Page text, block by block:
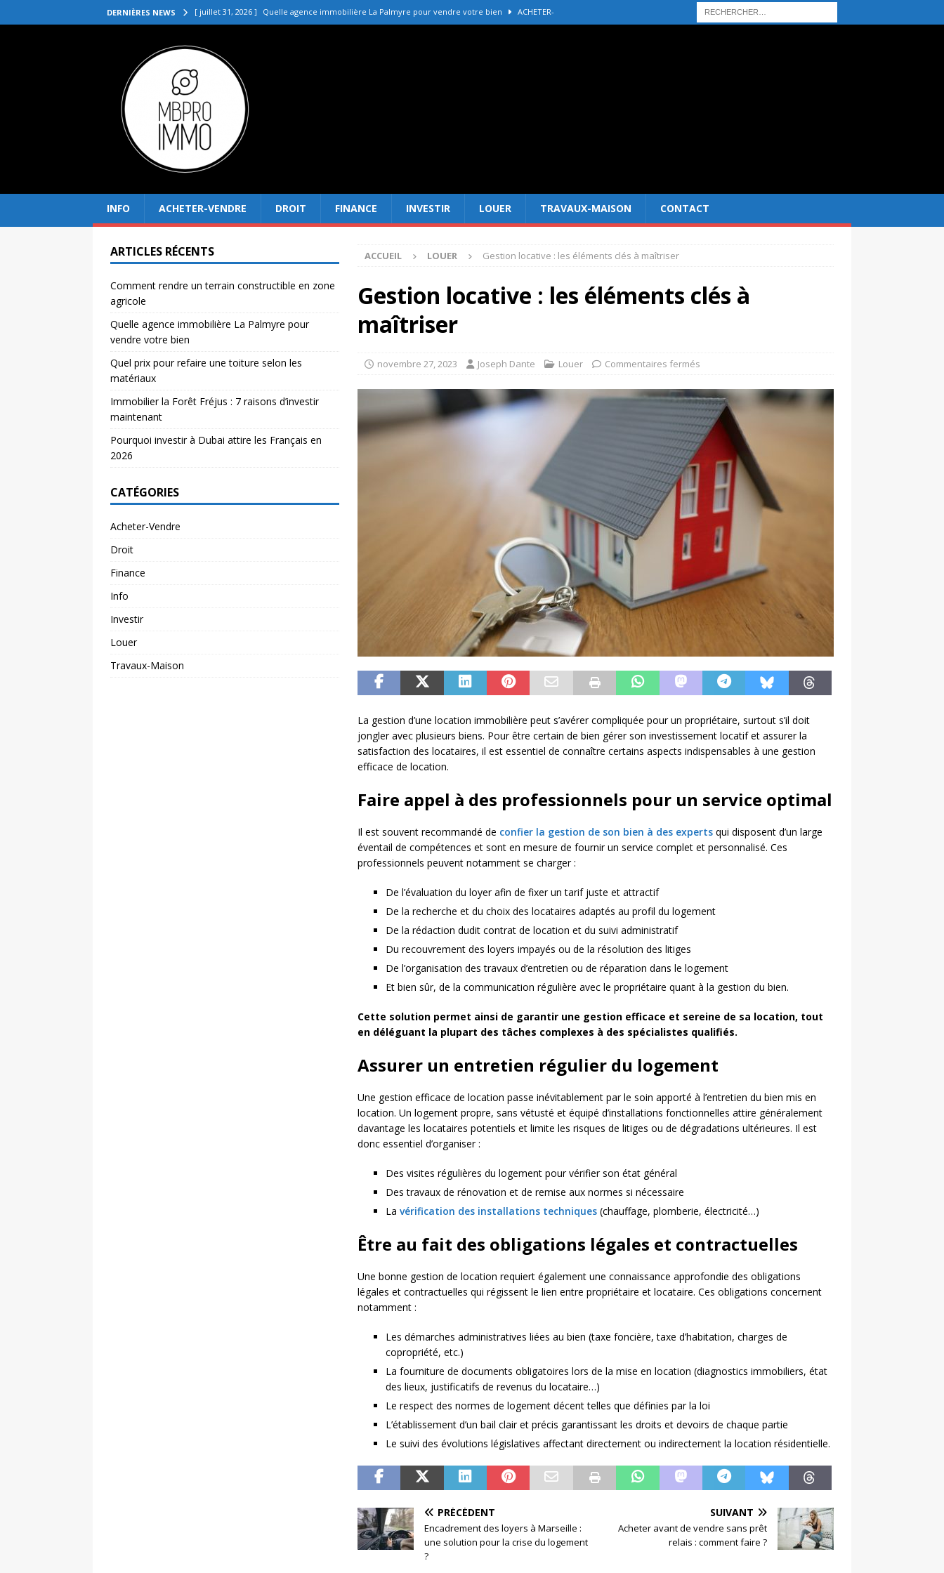
DERNIÈRES NEWS [ juillet 31, 2026 ] Quelle agence immobilière La Palmyre pour vendre votre bien ACHETER-
[ juillet 27, 2026 ]
[ juillet 23, 2026 ]
[ juillet 19, 2026 ]
[ août 4, 2026 ]
INFO ACHETER-VENDRE DROIT FINANCE INVESTIR LOUER TRAVAUX-MAISON CONTACT
ACCUEIL LOUER Gestion locative : les éléments clés à maîtriser
Gestion locative : les éléments clés à
maîtriser
novembre 27, 2023 Joseph Dante Louer Commentaires fermés
La gestion d’une location immobilière peut s’avérer compliquée pour un propriétaire, surtout s’il doit
jongler avec plusieurs biens. Pour être certain de bien gérer son investissement locatif et assurer la
satisfaction des locataires, il est essentiel de connaître certains aspects indispensables à une gestion
efficace de location.
Faire appel à des professionnels pour un service optimal
Il est souvent recommandé de confier la gestion de son bien à des expertsqui disposent d’un large
éventail de compétences et sont en mesure de fournir un service complet et personnalisé. Ces
professionnels peuvent notamment se charger :
De l’évaluation du loyer afin de fixer un tarif juste et attractif
De la recherche et du choix des locataires adaptés au profil du logement
De la rédaction dudit contrat de location et du suivi administratif
Du recouvrement des loyers impayés ou de la résolution des litiges
De l’organisation des travaux d’entretien ou de réparation dans le logement
Et bien sûr, de la communication régulière avec le propriétaire quant à la gestion du bien.
Cette solution permet ainsi de garantir une gestion efficace et sereine de sa location, tout
en déléguant la plupart des tâches complexes à des spécialistes qualifiés.
Assurer un entretien régulier du logement
Une gestion efficace de location passe inévitablement par le soin apporté à l’entretien du bien mis en
location. Un logement propre, sans vétusté et équipé d’installations fonctionnelles attire généralement
davantage les locataires potentiels et limite les risques de litiges ou de dégradations ultérieures. Il est
donc essentiel d’organiser :
Des visites régulières du logement pour vérifier son état général
Des travaux de rénovation et de remise aux normes si nécessaire
La vérification des installations techniques(chauffage, plomberie, électricité…)
Être au fait des obligations légales et contractuelles
Une bonne gestion de location requiert également une connaissance approfondie des obligations
légales et contractuelles qui régissent le lien entre propriétaire et locataire. Ces obligations concernent
notamment :
Les démarches administratives liées au bien (taxe foncière, taxe d’habitation, charges de
copropriété, etc.)
La fourniture de documents obligatoires lors de la mise en location (diagnostics immobiliers, état
des lieux, justificatifs de revenus du locataire…)
Le respect des normes de logement décent telles que définies par la loi
L’établissement d’un bail clair et précis garantissant les droits et devoirs de chaque partie
Le suivi des évolutions législatives affectant directement ou indirectement la location résidentielle.
PRÉCÉDENT
Encadrement des loyers à Marseille :
une solution pour la crise du logement
?
SUIVANT
Acheter avant de vendre sans prêt
relais : comment faire ?
ARTICLES RÉCENTS
Comment rendre un terrain constructible en zone
agricole
Quelle agence immobilière La Palmyre pour
vendre votre bien
Quel prix pour refaire une toiture selon les
matériaux
Immobilier la Forêt Fréjus : 7 raisons d’investir
maintenant
Pourquoi investir à Dubai attire les Français en
2026
CATÉGORIES
Acheter-Vendre
Droit
Finance
Info
Investir
Louer
Travaux-Maison